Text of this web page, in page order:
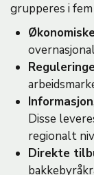
grupperes i
Informasjon
Disse
regionalt
Direkte